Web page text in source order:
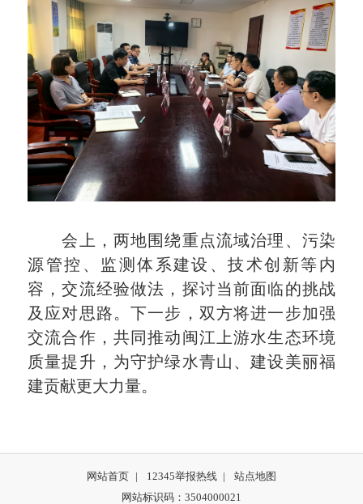
会上，两地围绕重点流域治理、污染
源管控、监测体系建设、技术创新等内
容，交流经验做法，探讨当前面临的挑战
及应对思路。下一步，双方将进一步加强
交流合作，共同推动闽江上游水生态环境
质量提升，为守护绿水青山、建设美丽福
建贡献更大力量。
网站首页 | 12345举报热线 |
站点地图
网站标识码：3504000021